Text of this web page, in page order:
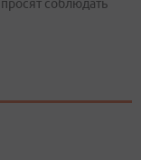
соблюдать